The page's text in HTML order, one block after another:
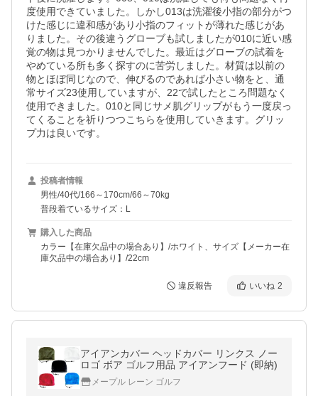
度使用できていました。しかし013は洗濯後小指の部分がつ
けた感じに違和感があり小指のフィットが薄れた感じがあ
りました。その後違うグローブも試しましたが010に近い感
覚の物は見つかりませんでした。最近はグローブの試着を
やめている所も多く探すのに苦労しました。材質は以前の
物とほぼ同じなので、伸びるのであれば小さい物をと、通
常サイズ23使用していますが、22で試したところ問題なく
使用できました。010と同じサメ肌グリップがもう一度戻っ
てくることを祈りつつこちらを使用していきます。グリッ
プ力は良いです。
投稿者情報
男性/40代/166～170cm/66～70kg
普段着ているサイズ：L
購入した商品
カラー【在庫欠品中の場合あり】/ホワイト、サイズ【メーカー在
庫欠品中の場合あり】/22cm
違反報告 いいね 2
アイアンカバー ヘッドカバー リンクス ノー
ロゴ ボア ゴルフ用品 アイアンフード (即納)
メープル レーン ゴルフ